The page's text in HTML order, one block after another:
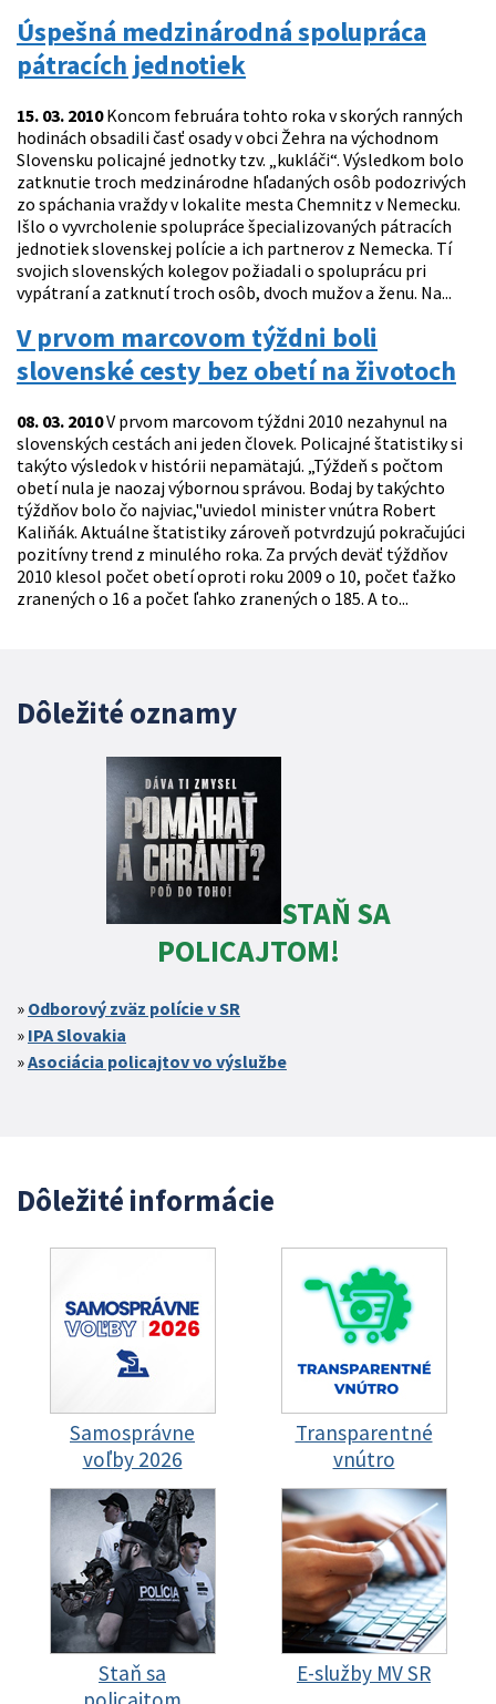
Úspešná medzinárodná spolupráca
pátracích jednotiek
15. 03. 2010Koncom februára tohto roka v skorých ranných
hodinách obsadili časť osady v obci Žehra na východnom
Slovensku policajné jednotky tzv. „kukláči“. Výsledkom bolo
zatknutie troch medzinárodne hľadaných osôb podozrivých
zo spáchania vraždy v lokalite mesta Chemnitz v Nemecku.
Išlo o vyvrcholenie spolupráce špecializovaných pátracích
jednotiek slovenskej polície a ich partnerov z Nemecka. Tí
svojich slovenských kolegov požiadali o spoluprácu pri
vypátraní a zatknutí troch osôb, dvoch mužov a ženu. Na...
V prvom marcovom týždni boli
slovenské cesty bez obetí na životoch
08. 03. 2010V prvom marcovom týždni 2010 nezahynul na
slovenských cestách ani jeden človek. Policajné štatistiky si
takýto výsledok v histórii nepamätajú. „Týždeň s počtom
obetí nula je naozaj výbornou správou. Bodaj by takýchto
týždňov bolo čo najviac,"uviedol minister vnútra Robert
Kaliňák. Aktuálne štatistiky zároveň potvrdzujú pokračujúci
pozitívny trend z minulého roka. Za prvých deväť týždňov
2010 klesol počet obetí oproti roku 2009 o 10, počet ťažko
zranených o 16 a počet ľahko zranených o 185. A to...
Dôležité oznamy
STAŇ SA
POLICAJTOM!
Odborový zväz polície v SR
IPA Slovakia
Asociácia policajtov vo výslužbe
Dôležité informácie
Samosprávne
voľby 2026
Transparentné
vnútro
Staň sa
E-služby MV SR